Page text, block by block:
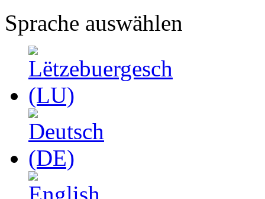
Sprache auswählen